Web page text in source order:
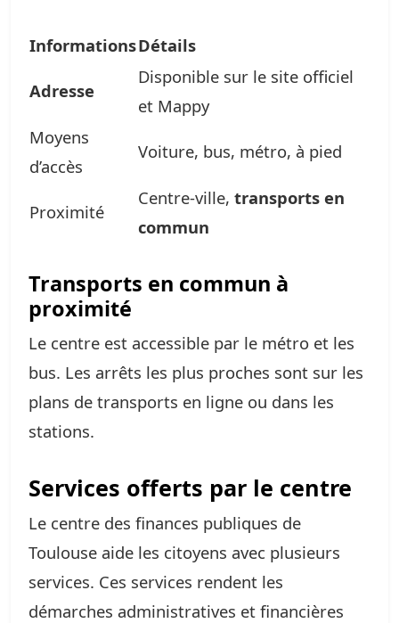
InformationsDétails
Adresse
Disponible sur le site officiel
et Mappy
Moyens
d’accès
Voiture, bus, métro, à pied
Proximité
Centre-ville, transports en
commun
Transports en commun à
proximité
Le centre est accessible par le métro et les
bus. Les arrêts les plus proches sont sur les
plans de transports en ligne ou dans les
stations.
Services offerts par le centre
Le centre des finances publiques de
Toulouse aide les citoyens avec plusieurs
services. Ces services rendent les
démarches administratives et financières